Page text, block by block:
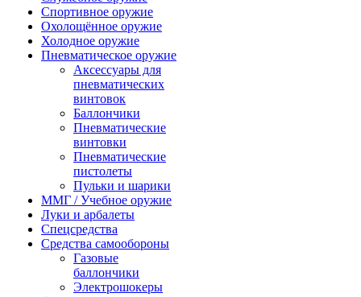
Спортивное оружие
Охолощённое оружие
Холодное оружие
Пневматическое оружие
Аксессуары для
пневматических
винтовок
Баллончики
Пневматические
винтовки
Пневматические
пистолеты
Пульки и шарики
ММГ / Учебное оружие
Луки и арбалеты
Спецсредства
Средства самообороны
Газовые
баллончики
Электрошокеры